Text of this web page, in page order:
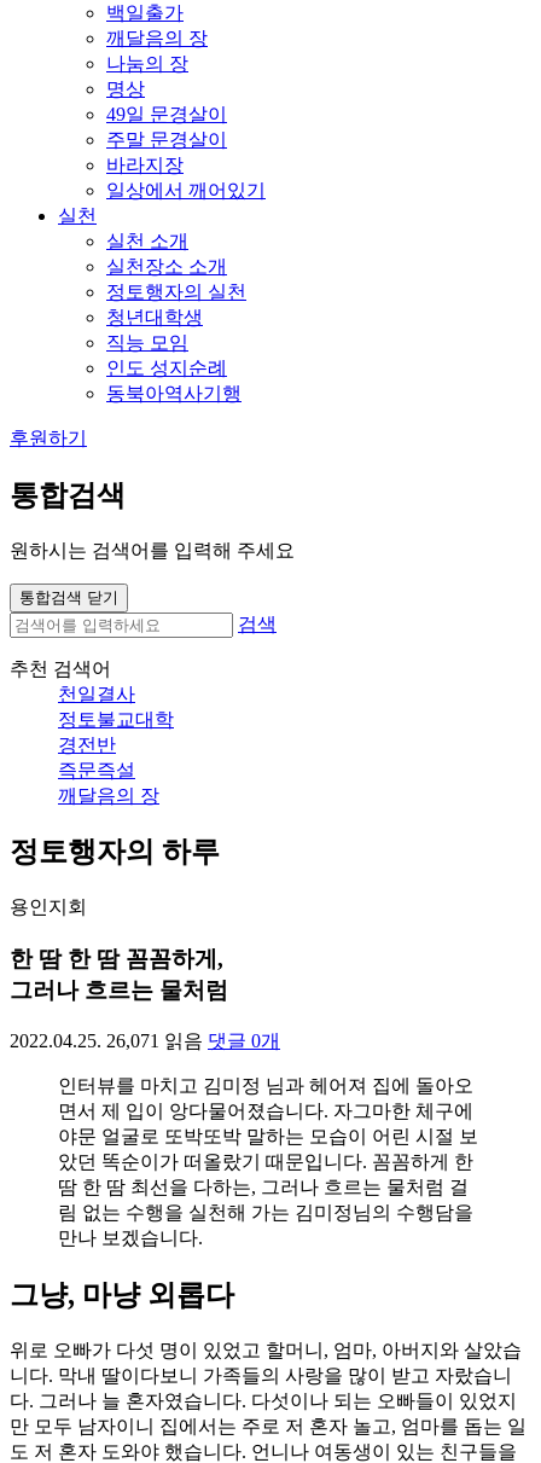
백일출가
깨달음의 장
나눔의 장
명상
49일 문경살이
주말 문경살이
바라지장
일상에서 깨어있기
실천
실천 소개
실천장소 소개
정토행자의 실천
청년대학생
직능 모임
인도 성지순례
동북아역사기행
후원하기
통합검색
원하시는 검색어를 입력해 주세요
통합검색 닫기
검색
추천 검색어
천일결사
정토불교대학
경전반
즉문즉설
깨달음의 장
정토행자의 하루
용인지회
한 땀 한 땀 꼼꼼하게,
그러나 흐르는 물처럼
2022.04.25. 26,071 읽음 댓글 0개
인터뷰를 마치고 김미정 님과 헤어져 집에 돌아오
면서 제 입이 앙다물어졌습니다. 자그마한 체구에
야문 얼굴로 또박또박 말하는 모습이 어린 시절 보
았던 똑순이가 떠올랐기 때문입니다. 꼼꼼하게 한
땀 한 땀 최선을 다하는, 그러나 흐르는 물처럼 걸
림 없는 수행을 실천해 가는 김미정님의 수행담을
만나 보겠습니다.
그냥, 마냥 외롭다
위로 오빠가 다섯 명이 있었고 할머니, 엄마, 아버지와 살았습
니다. 막내 딸이다보니 가족들의 사랑을 많이 받고 자랐습니
다. 그러나 늘 혼자였습니다. 다섯이나 되는 오빠들이 있었지
만 모두 남자이니 집에서는 주로 저 혼자 놀고, 엄마를 돕는 일
도 저 혼자 도와야 했습니다. 언니나 여동생이 있는 친구들을